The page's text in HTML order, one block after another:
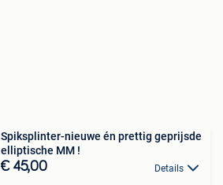
Spiksplinter-nieuwe én prettig geprijsde
elliptische MM !
€ 45,00 Details